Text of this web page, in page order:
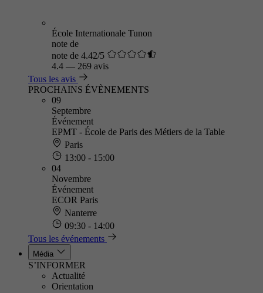
École Internationale Tunon
note de
note de 4.42/5
4.4 — 269 avis
Tous les avis
PROCHAINS ÉVÈNEMENTS
09
Septembre
Événement
EPMT - École de Paris des Métiers de la Table
Paris
13:00 - 15:00
04
Novembre
Événement
ECOR Paris
Nanterre
09:30 - 14:00
Tous les événements
Média
S’INFORMER
Actualité
Orientation